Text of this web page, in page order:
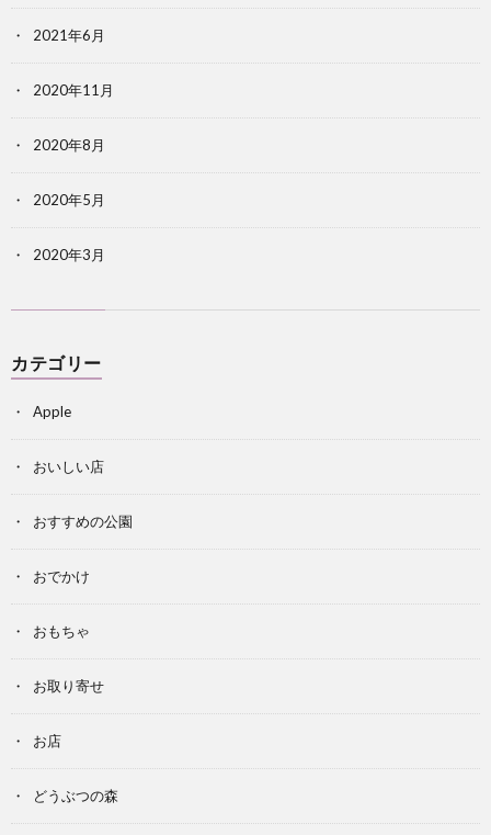
2021年6月
2020年11月
2020年8月
2020年5月
2020年3月
カテゴリー
Apple
おいしい店
おすすめの公園
おでかけ
おもちゃ
お取り寄せ
お店
どうぶつの森